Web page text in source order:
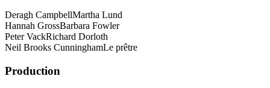
Deragh CampbellMartha Lund
Hannah GrossBarbara Fowler
Peter VackRichard Dorloth
Neil Brooks CunninghamLe prêtre
Production